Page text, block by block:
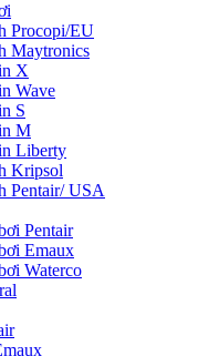
Procopi/EU
Maytronics
X
Wave
S
M
Liberty
Kripsol
Pentair/ USA
Pentair
Emaux
Waterco